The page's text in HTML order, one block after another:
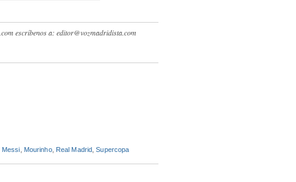
escríbenos a: editor@vozmadridista.com
Messi Mourinho, Real Madrid ,Supercopa